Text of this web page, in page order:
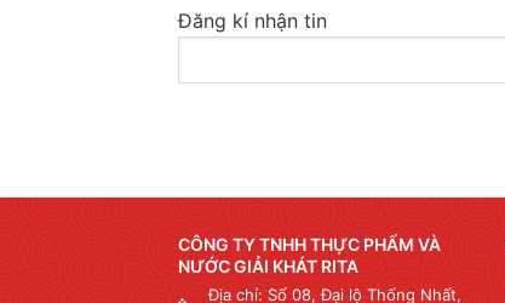
Đăng kí nhận tin
CÔNG TY TNHH THỰC PHẨM VÀ
NƯỚC GIẢI KHÁT RITA
Địa chỉ: Số 08, Đại lộ Thống Nhất,